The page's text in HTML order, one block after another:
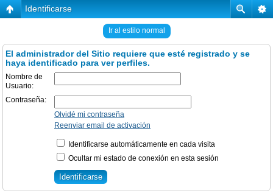
Identificarse
Ir al estilo normal
El administrador del Sitio requiere que esté registrado y se
haya identificado para ver perfiles.
Nombre de
Usuario:
Contraseña:
Olvidé mi contraseña
Reenviar email de activación
Identificarse automáticamente en cada visita
Ocultar mi estado de conexión en esta sesión